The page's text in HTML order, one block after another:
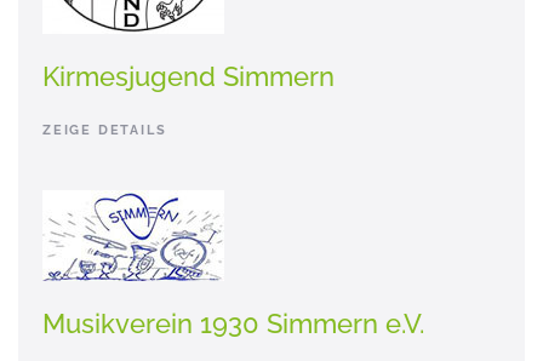
Kirmesjugend Simmern
ZEIGE DETAILS
Musikverein 1930 Simmern e.V.